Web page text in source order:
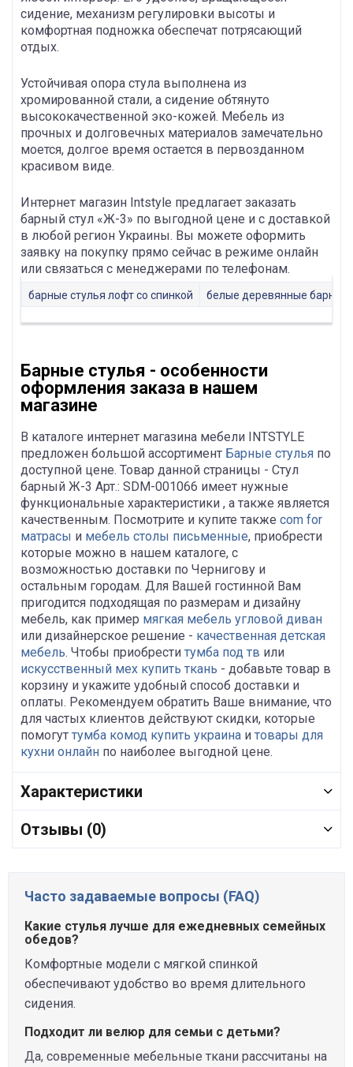
сидение, механизм регулировки высоты и
комфортная подножка обеспечат потрясающий
отдых.
Устойчивая опора стула выполнена из
хромированной стали, а сидение обтянуто
высококачественной эко-кожей. Мебель из
прочных и долговечных материалов замечательно
моется, долгое время остается в первозданном
красивом виде.
Интернет магазин Intstyle предлагает заказать
барный стул «Ж-3» по выгодной цене и с доставкой
в любой регион Украины. Вы можете оформить
заявку на покупку прямо сейчас в режиме онлайн
или связаться с менеджерами по телефонам.
барные стулья лофт со спинкой белые деревянные барные
Барные стулья - особенности
оформления заказа в нашем
магазине
В каталоге интернет магазина мебели INTSTYLE
предложен большой ассортимент Барные стулья по
доступной цене. Товар данной страницы - Стул
барный Ж-3 Арт.: SDM-001066 имеет нужные
функциональные характеристики , а также является
качественным. Посмотрите и купите также com for
матрасы и мебель столы письменные, приобрести
которые можно в нашем каталоге, с
возможностью доставки по Чернигову и
остальным городам. Для Вашей гостинной Вам
пригодится подходящая по размерам и дизайну
мебель, как пример мягкая мебель угловой диван
или дизайнерское решение - качественная детская
мебель. Чтобы приобрести тумба под тв или
искусственный мех купить ткань - добавьте товар в
корзину и укажите удобный способ доставки и
оплаты. Рекомендуем обратить Ваше внимание, что
для частых клиентов действуют скидки, которые
помогут тумба комод купить украина и товары для
кухни онлайн по наиболее выгодной цене.
Характеристики
Отзывы (0)
Часто задаваемые вопросы (FAQ)
Какие стулья лучше для ежедневных семейных
обедов?
Комфортные модели с мягкой спинкой
обеспечивают удобство во время длительного
сидения.
Подходит ли велюр для семьи с детьми?
Да, современные мебельные ткани рассчитаны на